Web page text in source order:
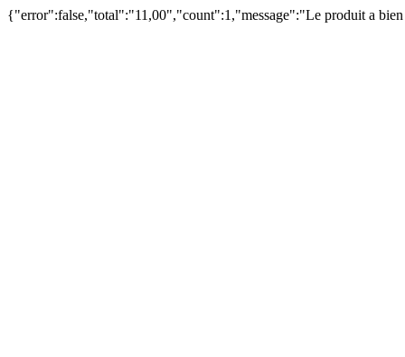
{"error":false,"total":"11,00","count":1,"message":"Le produit a